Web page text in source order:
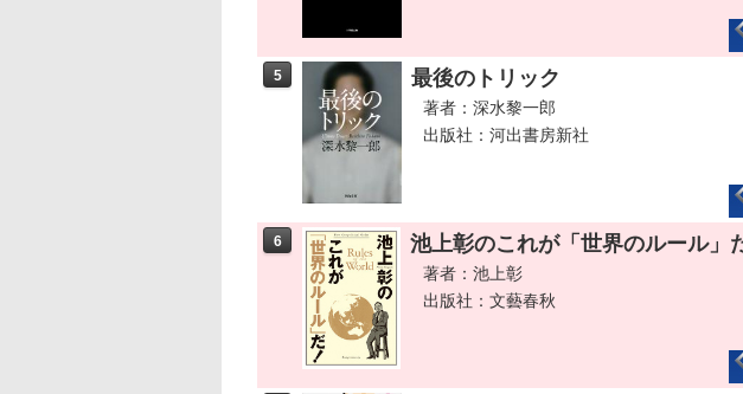
5 最後のトリック
著者：深水黎一郎
出版社：河出書房新社
6 池上彰のこれが「世界のルール」
著者：池上彰
出版社：文藝春秋